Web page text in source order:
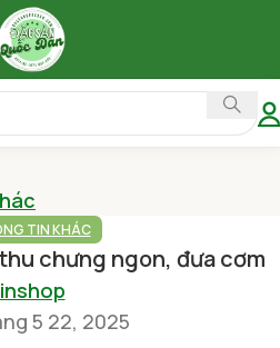
TIN KHÁC
chưng ngon, đưa cơm
5 22, 2025